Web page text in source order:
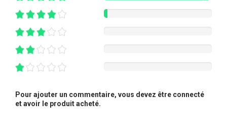
Pour ajouter un commentaire, vous devez être connecté
et avoir le produit acheté.